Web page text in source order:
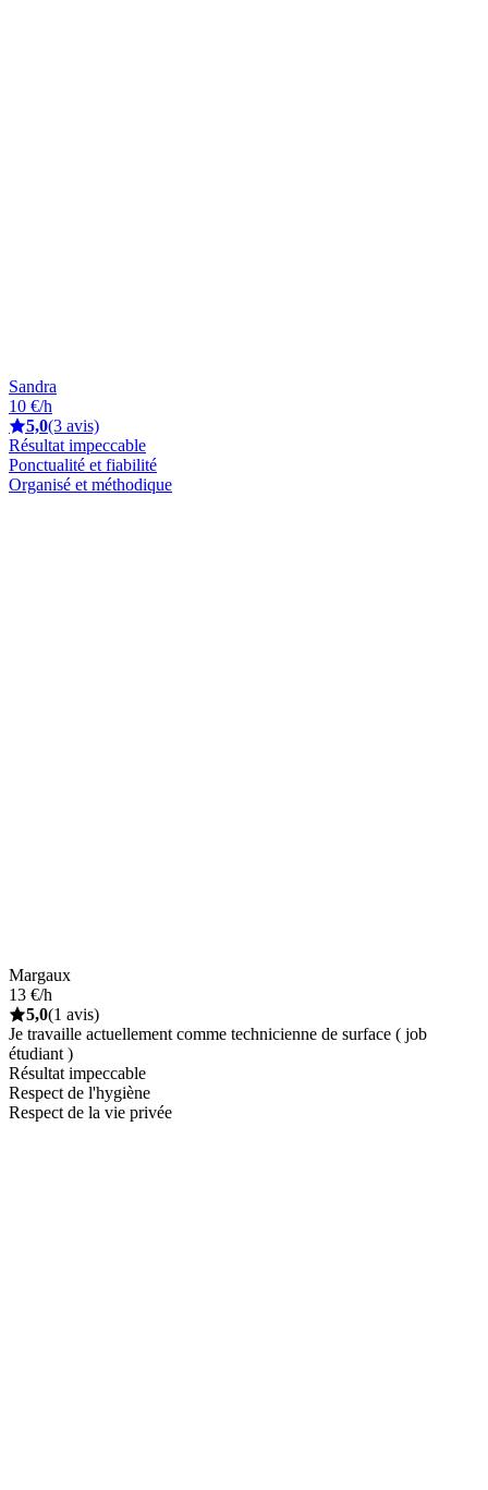
Sandra
10 €/h
5,0(3 avis)
Résultat impeccable
Ponctualité et fiabilité
Organisé et méthodique
Margaux
13 €/h
5,0(1 avis)
Je travaille actuellement comme technicienne de surface ( job
étudiant )
Résultat impeccable
Respect de l'hygiène
Respect de la vie privée